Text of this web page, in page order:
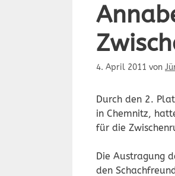
4. April 2011 von
Durch den 2.
in Chemnitz,
für die
Die Austragung
den